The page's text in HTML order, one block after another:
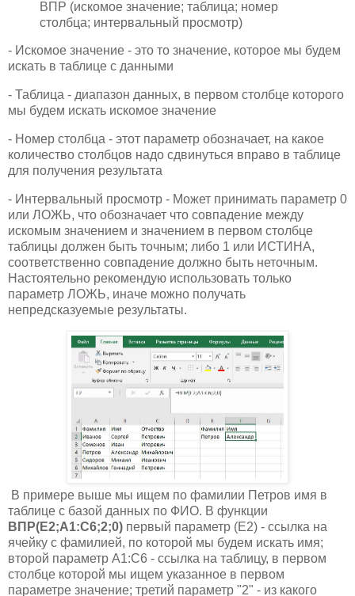
ВПР (искомое значение; таблица; номер
столбца; интервальный просмотр)
- Искомое значение - это то значение, которое мы будем
искать в таблице с данными
- Таблица - диапазон данных, в первом столбце которого
мы будем искать искомое значение
- Номер столбца - этот параметр обозначает, на какое
количество столбцов надо сдвинуться вправо в таблице
для получения результата
- Интервальный просмотр - Может принимать параметр 0
или ЛОЖЬ, что обозначает что совпадение между
искомым значением и значением в первом столбце
таблицы должен быть точным; либо 1 или ИСТИНА,
соответственно совпадение должно быть неточным.
Настоятельно рекомендую использовать только
параметр ЛОЖЬ, иначе можно получать
непредсказуемые результаты.
В примере выше мы ищем по фамилии Петров имя в
таблице с базой данных по ФИО. В функции
ВПР(E2;A1:C6;2;0) первый параметр (E2) - ссылка на
ячейку с фамилией, по которой мы будем искать имя;
второй параметр A1:C6 - ссылка на таблицу, в первом
столбце которой мы ищем указанное в первом
параметре значение; третий параметр "2" - из какого